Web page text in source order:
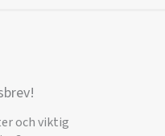
och viktig